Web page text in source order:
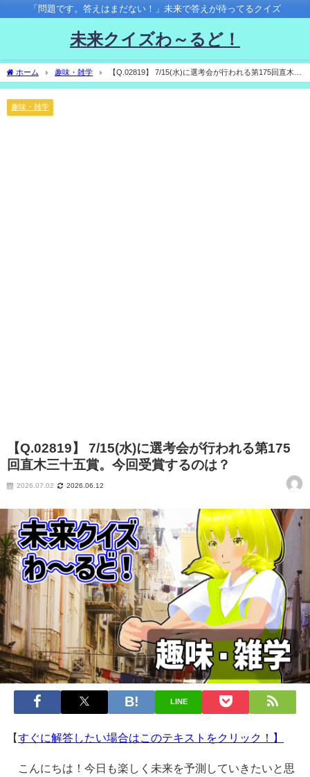
「問題です。答えはまだない！」未来で答えが待ってるクイズ
未来クイズわ～るど！
ホーム 趣味・雑学
【Q.02819】 7/15(水)に選考会が行われる第175回直木三
十五賞。今回受賞するのは？
趣味・雑学
【Q.02819】 7/15(水)に選考会が行われる第175
回直木三十五賞。今回受賞するのは？
2026.07.02 2026.06.12
LINE
【すぐに解答したい場合はこのテキストをクリック！】
こんにちは！今日も楽しく未来を予測していきたいと思